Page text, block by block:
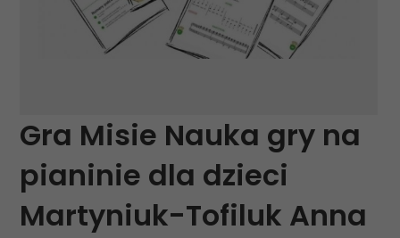
Gra Misie Nauka gry na
pianinie dla dzieci
Martyniuk-Tofiluk Anna